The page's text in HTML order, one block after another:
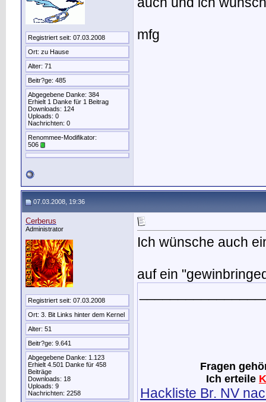
Registriert seit: 07.03.2008
Ort: zu Hause
Alter: 71
Beitr?ge: 485
Abgegebene Danke: 384
Erhielt 1 Danke für 1 Beitrag
Downloads: 124
Uploads: 0
Nachrichten: 0
Renommee-Modifikator:
506
mfg
07.03.2008, 19:36
Cerberus
Administrator
Registriert seit: 07.03.2008
Ort: 3. Bit Links hinter dem Kernel
Alter: 51
Beitr?ge: 9.641
Abgegebene Danke: 1.123
Erhielt 4.501 Danke für 458
Beiträge
Downloads: 18
Uploads: 9
Nachrichten: 2258
Ich wünsche auch
auf ein
Fragen
Ich erteile
Hackliste Br. NV